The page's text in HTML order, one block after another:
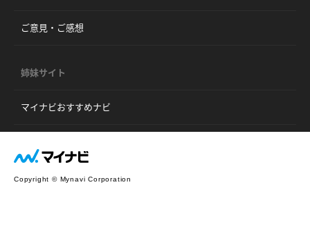
ご意見・ご感想
姉妹サイト
マイナビおすすめナビ
Copyright © Mynavi Corporation